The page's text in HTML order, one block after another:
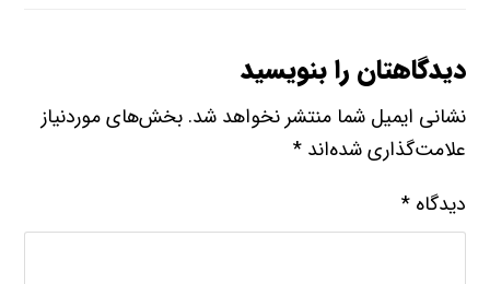
دیدگاهتان را بنویسید
نشانی ایمیل شما منتشر نخواهد شد. بخش‌های موردنیاز
علامت‌گذاری شده‌اند*
دیدگاه*